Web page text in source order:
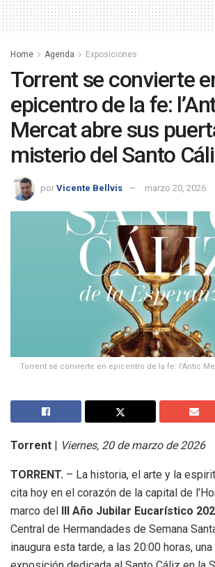
Home Agenda Exposiciones
Torrent se convierte
epicentro de la fe:
Mercat abre sus
misterio del Santo
por Vicente Bellvis marzo 20, 2026
Torrent se convierte en epicentro de la fe: l’Antic
Torrent | Viernes, 20 de marzo de 2026
TORRENT. – La historia, el arte y la
cita hoy en el corazón de la capital de
marco del III Año Jubilar Eucarístico
Central de Hermandades de Semana
inaugura esta tarde, a las 20:00 horas,